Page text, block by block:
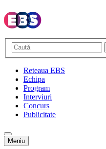
Reteaua EBS
Echipa
Program
Interviuri
Concurs
Publicitate
Meniu